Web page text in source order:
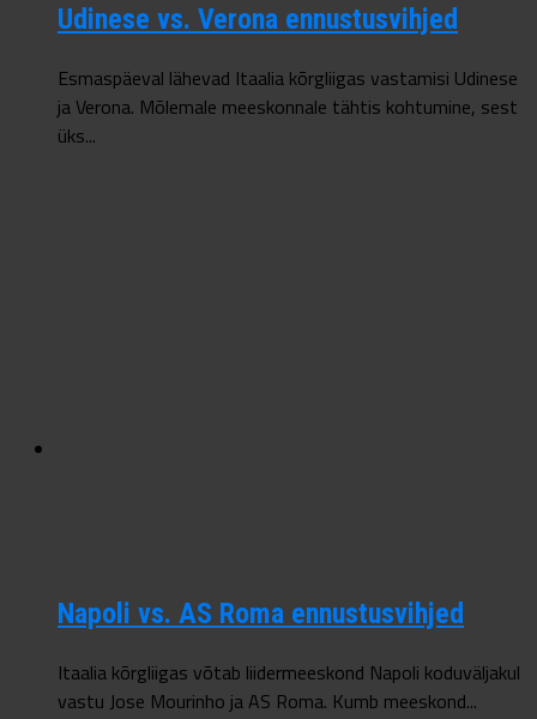
Udinese vs. Verona ennustusvihjed
Esmaspäeval lähevad Itaalia kõrgliigas vastamisi Udinese
ja Verona. Mõlemale meeskonnale tähtis kohtumine, sest
üks...
Napoli vs. AS Roma ennustusvihjed
Itaalia kõrgliigas võtab liidermeeskond Napoli koduväljakul
vastu Jose Mourinho ja AS Roma. Kumb meeskond...